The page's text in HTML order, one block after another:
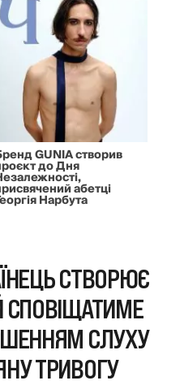
GUNIA створив
до Дня
абетці
Нарбута
СТВОРЮЄ
СПОВІЩАТИМЕ
СЛУХУ
ТРИВОГУ